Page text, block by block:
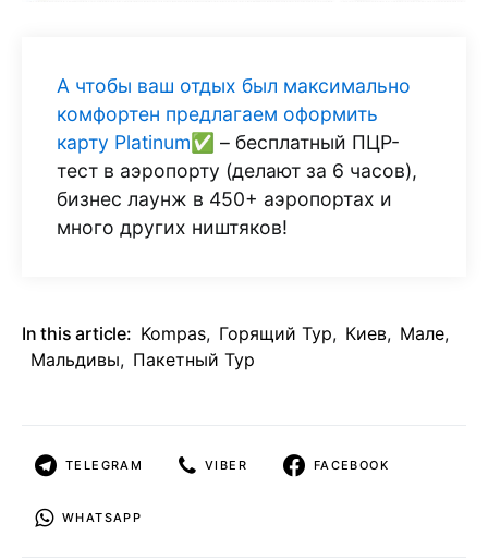
А чтобы ваш отдых был максимально
комфортен предлагаем оформить
карту Platinum✅ – бесплатный ПЦР-
тест в аэропорту (делают за 6 часов),
бизнес лаунж в 450+ аэропортах и
много других ништяков!
In this article: Kompas, Горящий Тур, Киев, Мале,
Мальдивы, Пакетный Тур
TELEGRAM VIBER FACEBOOK
WHATSAPP